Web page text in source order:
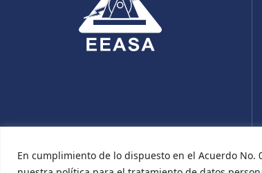
En cumplimiento de lo dispuesto en el Acuerdo